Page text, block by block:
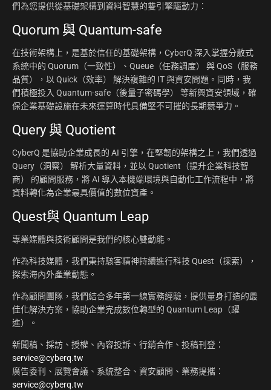
們為您提供從基礎架構到資料智慧的雙引擎驅動力：
Quorum 與 Quantum-safe
在技術架構上，是基於信任的基礎架構，CyberQ 深入掌握分散式
系統中的 Quorum（一致性）、Queue（任務調度） 與 QoS（服務
品質），以 Quick（效率） 解決複雜的 IT 與資安問題。同時，我
們積極投入 Quantum-safe（後量子密碼學） 等新興資安領域，確
保企業基礎設施在未來運算時代具備堅不可摧的長期競爭力。
Query 與 Quotient
CyberQ 是協助企業成長的 AI 引擎，在堅韌的架構之上，我們透過
Query（洞察） 解析大量資料，並以 Quotient（提升企業科技智
商） 的顧問服務，將 AI 導入本機端環境與自動化工作流程中，將
資料轉化為企業最具價值的數位資產。
Quest與 Quantum Leap
專業媒體與技術顧問是我們的核心雙動能。
作為科技媒體，我們秉持駭客精神持續進行科技 Quest（探索），
探索海內外產業動態。
作為顧問團隊，我們結合多年第一線實務經驗，提供量身打造的最
佳化解決方案，協助企業完成數位轉型的 Quantum Leap（躍
進）。
新聞稿、採訪、授權、內容投訴、行銷合作、投稿刊登：
service@cyberq.tw
廣告委刊、展覽會議、系統整合、資安顧問、業務提攜：
service@cyberq.tw